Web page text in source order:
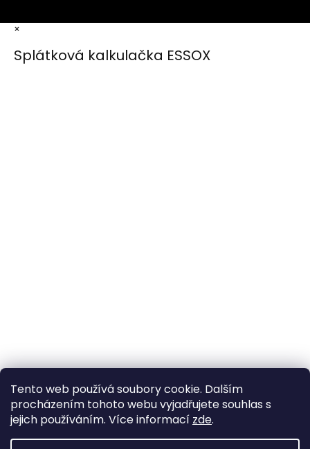
Tento web používá soubory cookie. Dalším
procházením tohoto webu vyjadřujete souhlas s
jejich používáním. Více informací zde.
×
Splátková kalkulačka ESSOX